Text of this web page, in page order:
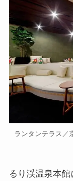
ランタンテラス／
るり渓温泉本